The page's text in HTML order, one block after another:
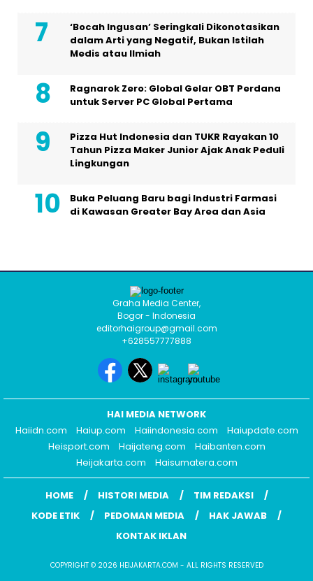
‘Bocah Ingusan’ Seringkali Dikonotasikan
dalam Arti yang Negatif, Bukan Istilah
Medis atau Ilmiah
Ragnarok Zero: Global Gelar OBT Perdana
untuk Server PC Global Pertama
Pizza Hut Indonesia dan TUKR Rayakan 10
Tahun Pizza Maker Junior Ajak Anak Peduli
Lingkungan
Buka Peluang Baru bagi Industri Farmasi
di Kawasan Greater Bay Area dan Asia
Graha Media Center,
Bogor - Indonesia
editorhaigroup@gmail.com
+628557777888
HAI MEDIA NETWORK
Haiidn.com
Haiup.com Haiindonesia.com
Haiupdate.com
Heisport.com
Haijateng.com
Haibanten.com
Heijakarta.com
Haisumatera.com
HOME HISTORI MEDIA
TIM REDAKSI
KODE ETIK
PEDOMAN MEDIA
HAK JAWAB
KONTAK IKLAN
COPYRIGHT © 2026 HEIJAKARTA.COM - ALL RIGHTS RESERVED